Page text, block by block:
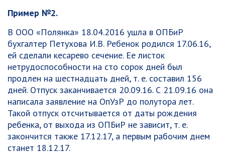
Пример №2.
В ООО «Полянка» 18.04.2016 ушла в ОПБиР
бухгалтер Петухова И.В. Ребенок родился 17.06.16,
ей сделали кесарево сечение. Ее листок
нетрудоспособности на сто сорок дней был
продлен на шестнадцать дней, т. е. составил 156
дней. Отпуск заканчивается 20.09.16. С 21.09.16 она
написала заявление на ОпУзР до полутора лет.
Такой отпуск отсчитывается от даты рождения
ребенка, от выхода из ОПБиР не зависит, т. е.
закончится также 17.12.17, а первым рабочим днем
станет 18.12.17.